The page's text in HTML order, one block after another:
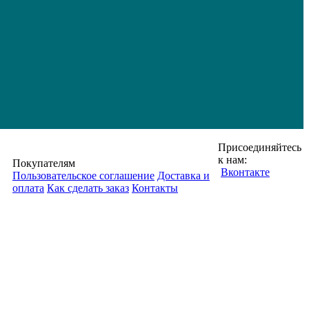
Покупателям
Пользовательское соглашение Доставка и
оплата Как сделать заказ Контакты
Присоединяйтесь
к нам:
Вконтакте